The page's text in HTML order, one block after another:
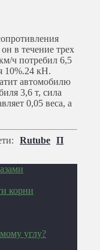
в течение трех
ч потребил 6,5
10%.24 кН.
автомобилю
3,6 т, сила
0,05 веса, а
Rutube П
корни
углу?